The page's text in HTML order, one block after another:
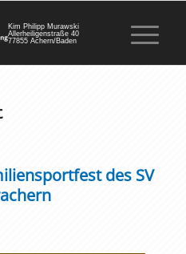
Kim Philipp Murawski
Allerheiligenstraße 40
77855 Achern/Baden
des SV